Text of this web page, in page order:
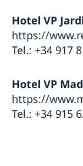
Hotel VP
https://
Tel.: +34 917
Hotel VP
https://
Tel.: +34 915